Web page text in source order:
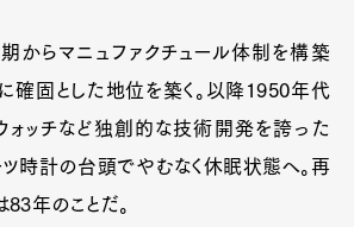
からマニュファクチュール体制を構築
確固とした地位を築く。以降1950年代
ォッチなど独創的な技術開発を誇った
ツ時計の台頭でやむなく休眠状態へ。再
年のことだ。